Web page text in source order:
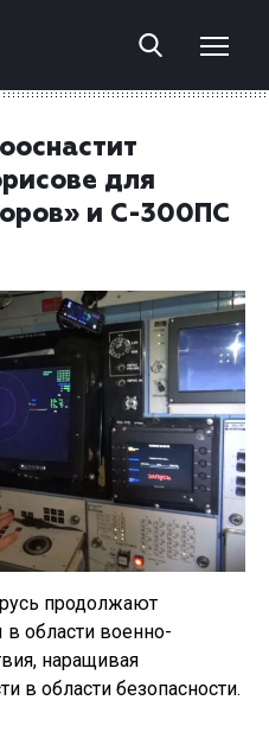
для
и С-300ПС
продолжают
области военно-
наращивая
в области безопасности.